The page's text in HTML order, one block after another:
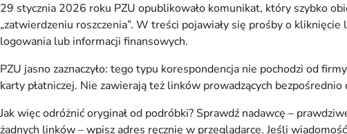
29 stycznia 2026 roku PZU opublikowało komunikat, który szybko
„zatwierdzeniu roszczenia”. W treści pojawiały się prośby o
logowania lub informacji finansowych.
PZU jasno zaznaczyło: tego typu korespondencja nie pochodzi od
karty płatniczej. Nie zawierają też linków prowadzących
Jak więc odróżnić oryginał od podróbki? Sprawdź nadawcę –
żadnych linków – wpisz adres ręcznie w przeglądarce. Jeśli